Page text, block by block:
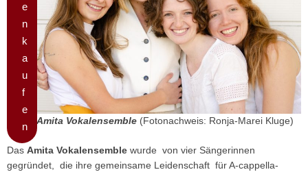
Amita Vokalensemble (Fotonachweis: Ronja-Marei Kluge)
e
n
k
a
u
f
e
n
Das Amita Vokalensemble wurde von vier Sängerinnen
gegründet, die ihre gemeinsame Leidenschaft für A-cappella-